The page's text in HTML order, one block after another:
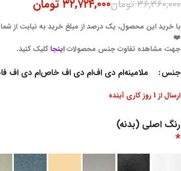
۳۶,۳۶۰,۰۰۰ تومان۳۲,۷۲۴,۰۰۰ تومان
با خرید این محصول، یک درصد از مبلغ خرید به نیابت از
❤️
جهت مشاهده تفاوت جنس محصولاتاینجا کلیک کنید.
جنس ملامینهام دی افام دی اف خاصام دی اف
ارسال از 1 روز کاری آینده
رنگ اصلی (بدنه)
*